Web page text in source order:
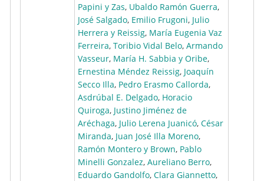
Papini y Zas, Ubaldo Ramón Guerra,
José Salgado, Emilio Frugoni, Julio
Herrera y Reissig, María Eugenia Vaz
Ferreira, Toribio Vidal Belo, Armando
Vasseur, María H. Sabbia y Oribe,
Ernestina Méndez Reissig, Joaquín
Secco Illa, Pedro Erasmo Callorda,
Asdrúbal E. Delgado, Horacio
Quiroga, Justino Jiménez de
Aréchaga, Julio Lerena Juanicó, César
Miranda, Juan José Illa Moreno,
Ramón Montero y Brown, Pablo
Minelli Gonzalez, Aureliano Berro,
Eduardo Gandolfo, Clara Giannetto,